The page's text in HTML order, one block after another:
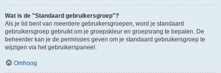
Wat is de "Standaard gebruikersgroep"?
Als je lid bent van meerdere gebruikersgroepen, word je standaard
gebruikersgroep gebruikt om je groepskleur en groepsrang te bepalen. De
beheerder kan je de permissies geven om je standaard gebruikersgroep te
wijzigen via het gebruikerspaneel.
Omhoog